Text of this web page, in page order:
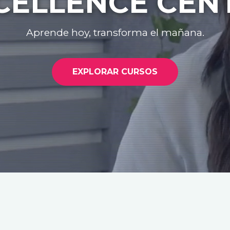
Aprende hoy, transforma el mañana.
EXPLORAR CURSOS